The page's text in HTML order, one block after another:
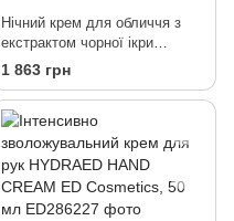
Нічний крем для обличчя з
екстрактом чорної ікри
CAVIAR NIGHT CREAM ED
Cosmetics, 30 мл
1 863 грн